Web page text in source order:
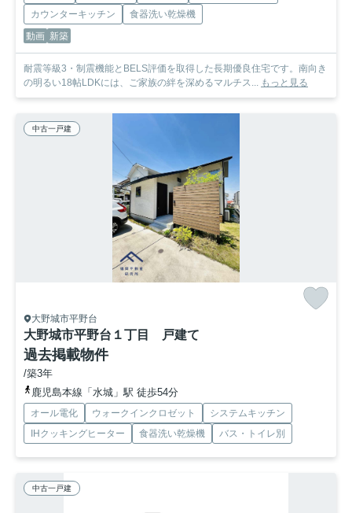
カウンターキッチン
食器洗い乾燥機
動画 新築
耐震等級3・制震機能とBELS評価を取得した長期優良住宅です。南向き
の明るい18帖LDKには、ご家族の絆を深めるマルチス... もっと見る
中古一戸建
大野城市平野台
大野城市平野台１丁目 戸建て
過去掲載物件
/築3年
鹿児島本線「水城」駅 徒歩54分
オール電化 ウォークインクロゼット
システムキッチン
IHクッキングヒーター
食器洗い乾燥機 バス・トイレ別
中古一戸建